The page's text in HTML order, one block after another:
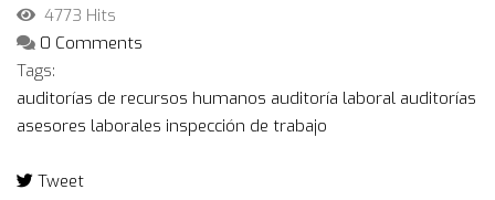
4773 Hits
0 Comments
Tags:
auditorías de recursos humanos auditoría laboral auditorías
asesores laborales inspección de trabajo
Tweet